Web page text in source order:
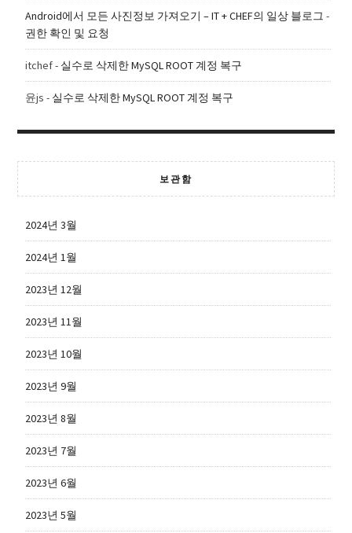
Android에서 모든 사진정보 가져오기 – IT + CHEF의 일상 블로그 -
권한 확인 및 요청
itchef- 실수로 삭제한 MySQL ROOT 계정 복구
윤js - 실수로 삭제한 MySQL ROOT 계정 복구
보관함
2024년 3월
2024년 1월
2023년 12월
2023년 11월
2023년 10월
2023년 9월
2023년 8월
2023년 7월
2023년 6월
2023년 5월